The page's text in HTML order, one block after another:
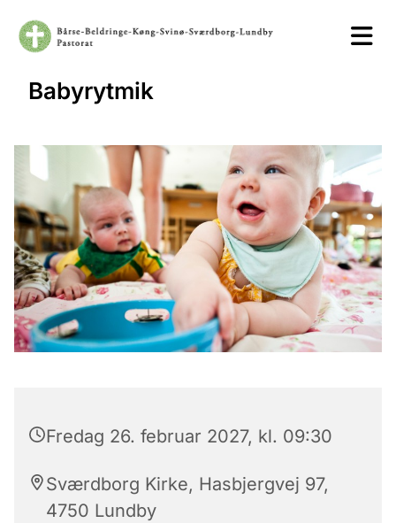
Babyrytmik
Fredag 26. februar 2027, kl. 09:30
Sværdborg Kirke, Hasbjergvej 97,
4750 Lundby